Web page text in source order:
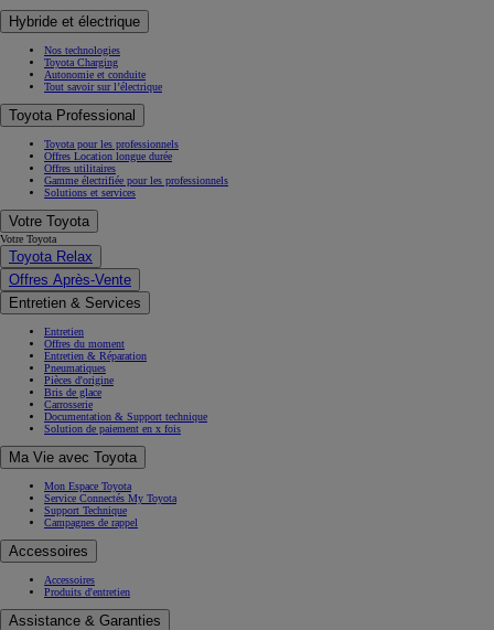
Hybride et électrique
Nos technologies
Toyota Charging
Autonomie et conduite
Tout savoir sur l’électrique
Toyota Professional
Toyota pour les professionnels
Offres Location longue durée
Offres utilitaires
Gamme électrifiée pour les professionnels
Solutions et services
Votre Toyota
Votre Toyota
Toyota Relax
Offres Après-Vente
Entretien & Services
Entretien
Offres du moment
Entretien & Réparation
Pneumatiques
Pièces d'origine
Bris de glace
Carrosserie
Documentation & Support technique
Solution de paiement en x fois
Ma Vie avec Toyota
Mon Espace Toyota
Service Connectés My Toyota
Support Technique
Campagnes de rappel
Accessoires
Accessoires
Produits d'entretien
Assistance & Garanties